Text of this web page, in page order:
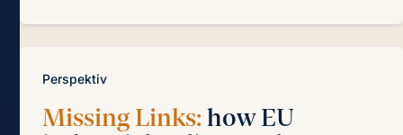
Perspektiv
Missing Links: how EU